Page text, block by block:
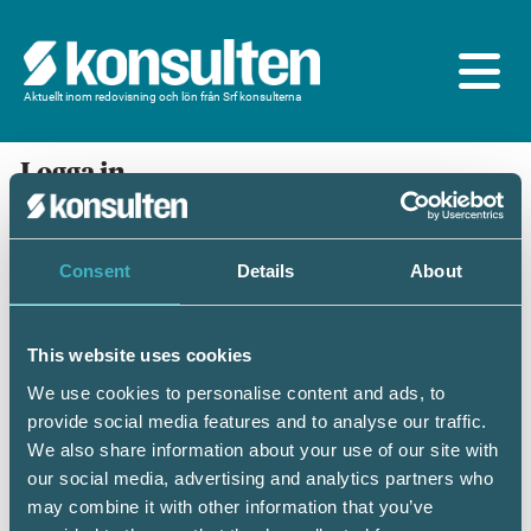
Consent Details About
This website uses cookies
We use cookies to personalise content and ads, to
provide social media features and to analyse our traffic.
We also share information about your use of our site with
our social media, advertising and analytics partners who
may combine it with other information that you’ve
Aktuellt inom redovisning och lön från Srf konsulterna
Logga in
En prenumeration ingår för dig som är
medlem/ansluten till Srf konsulterna. Du loggar in
med BankID eller samma lösenord som du har på
Mobilt BankID
Personnummer(ÅÅÅÅMMDDNNNN)